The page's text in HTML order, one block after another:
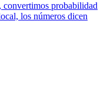
convertimos probabilidad
los números dicen